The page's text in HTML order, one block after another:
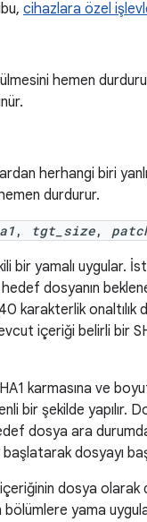
cihazlara özel
hemen
herhangi biri
durdurur.
, tgt_size,
bir yamalı uygular.
dosyanın
karakterlik
içeriği belirli bir
karmasına ve
bir şekilde yapılır.
dosya ara
dosyayı
dosya
yama